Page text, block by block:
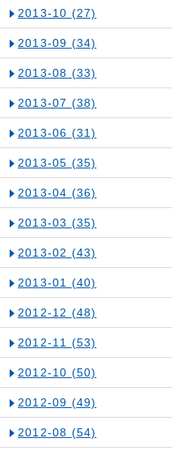
2013-10 (27)
2013-09 (34)
2013-08 (33)
2013-07 (38)
2013-06 (31)
2013-05 (35)
2013-04 (36)
2013-03 (35)
2013-02 (43)
2013-01 (40)
2012-12 (48)
2012-11 (53)
2012-10 (50)
2012-09 (49)
2012-08 (54)